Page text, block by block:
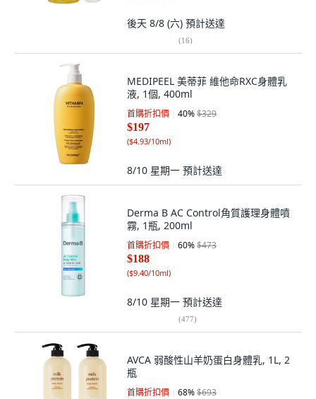
後天 8/8 (六) 預計送達
(16)
MEDIPEEL 美蒂菲 維他命RXC身體乳
液, 1個, 400ml
首購折扣價 40%$329
$197
($4.93/10ml)
8/10 星期一 預計送達
Derma B AC Control角質護理身體噴
霧, 1瓶, 200ml
首購折扣價 60%$473
$188
($9.40/10ml)
8/10 星期一 預計送達
(477)
AVCA 弱酸性山羊奶蛋白身體乳, 1L, 2
瓶
首購折扣價 68%$693